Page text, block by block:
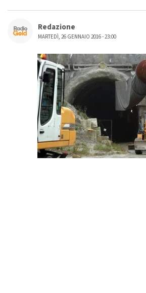
Redazione
MARTEDÌ, 26 GENNAIO 2016 - 23:00